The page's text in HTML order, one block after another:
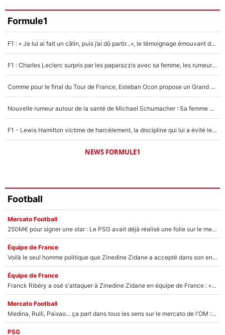
Faris Moumbagna
5%
Un autre joueur
5%
Formule1
F1 : « Je lui ai fait un câlin, puis j’ai dû partir...», le témoignage émouvant de Max Verstappen sur sa fille
F1 : Charles Leclerc surpris par les paparazzis avec sa femme, les rumeurs étaient vraies !
Comme pour le final du Tour de France, Esteban Ocon propose un Grand Prix de Formule 1 à Paris : «Autour de l’Arc de Triomphe, ce serait génial» !
Nouvelle rumeur autour de la santé de Michael Schumacher : Sa femme Corinna sort du silence
F1 - Lewis Hamilton victime de harcèlement, la discipline qui lui a évité le pire : «J'aurais probablement mal tourné»
NEWS FORMULE1
Football
Mercato Football
250M€ pour signer une star : Le PSG avait déjà réalisé une folie sur le mercato bien avant Neymar !
Équipe de France
Voilà le seul homme politique que Zinedine Zidane a accepté dans son entourage : «Je garde un très bon souvenir de lui»
Équipe de France
Franck Ribéry a osé s'attaquer à Zinedine Zidane en équipe de France : «Je n'aurais jamais fait ça»
Mercato Football
Medina, Rulli, Paixao... ça part dans tous les sens sur le mercato de l'OM : Frank McCourt va enfin récupérer l'argent qu'il attend ?
PSG